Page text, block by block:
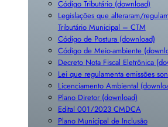
Código Tributário (download)
Legislações que alteraram/
Tributário Municipal – CTM
Código de Postura (download)
Código de Meio-ambiente
Decreto Nota Fiscal Eletrônica
Lei que regulamenta emissões
Licenciamento Ambiental
Plano Diretor (download)
Edital 001/2023 CMDCA
Plano Municipal de Inclusão